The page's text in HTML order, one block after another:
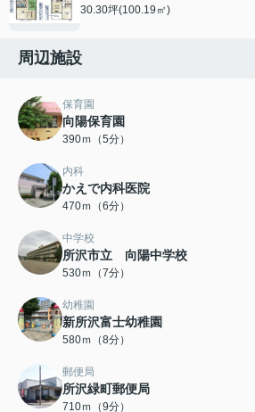
30.30坪(100.19㎡)
周辺施設
保育園
向陽保育園
390ｍ（5分）
内科
かえで内科医院
470ｍ（6分）
中学校
所沢市立 向陽中学校
530ｍ（7分）
幼稚園
新所沢富士幼稚園
580ｍ（8分）
郵便局
所沢緑町郵便局
710ｍ（9分）